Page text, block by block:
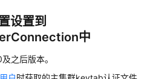
设置到
中
之后版本。